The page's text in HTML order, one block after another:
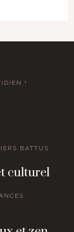
!
BATTUS
culturel